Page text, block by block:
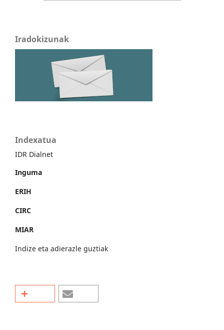
Iradokizunak
Indexatua
IDR Dialnet
Inguma
ERIH
CIRC
MIAR
Indize eta adierazle guztiak